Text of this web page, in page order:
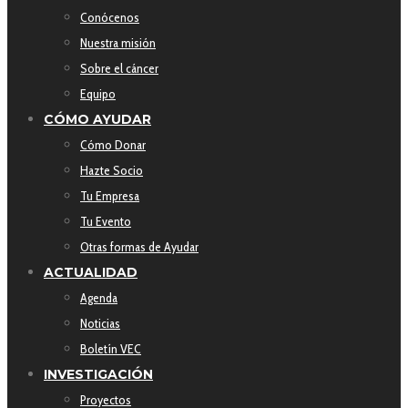
Conócenos
Nuestra misión
Sobre el cáncer
Equipo
CÓMO AYUDAR
Cómo Donar
Hazte Socio
Tu Empresa
Tu Evento
Otras formas de Ayudar
ACTUALIDAD
Agenda
Noticias
Boletín VEC
INVESTIGACIÓN
Proyectos